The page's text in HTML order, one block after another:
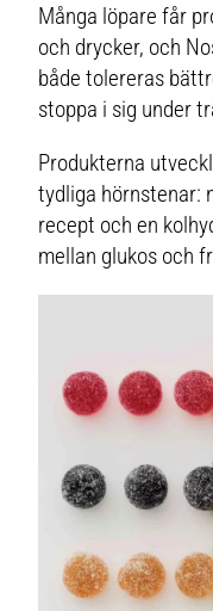
Många löpare får
och drycker, och
både tolereras
stoppa i sig under
Produkterna
tydliga hörnstenar:
recept och en
mellan glukos och